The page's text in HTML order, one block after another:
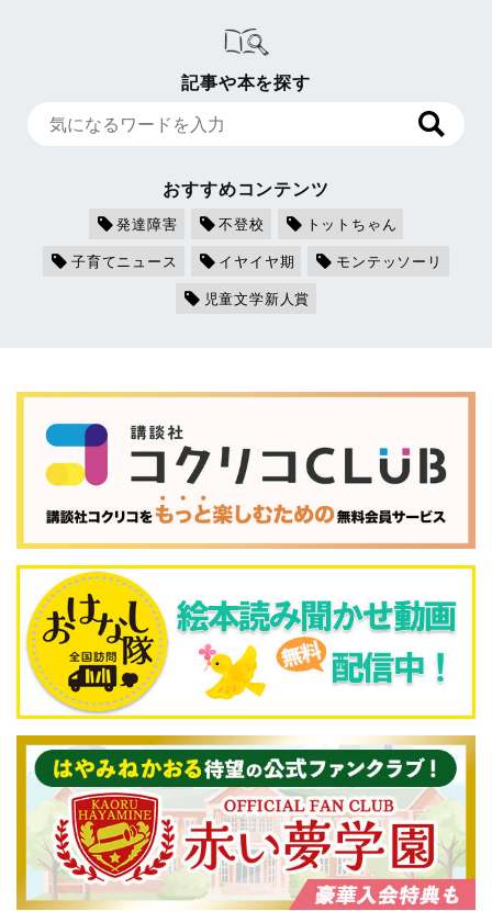
記事や本を探す
おすすめコンテンツ
発達障害 不登校
トットちゃん
子育てニュース
イヤイヤ期
モンテッソーリ
児童文学新人賞